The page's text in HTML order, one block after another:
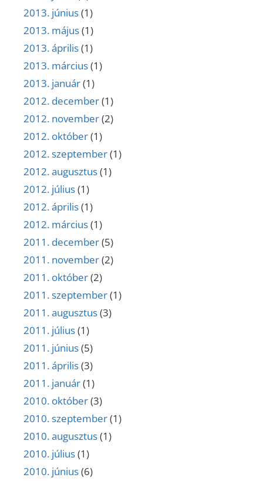
2013. június(1)
2013. május(1)
2013. április(1)
2013. március(1)
2013. január(1)
2012. december(1)
2012. november(2)
2012. október(1)
2012. szeptember(1)
2012. augusztus(1)
2012. július(1)
2012. április(1)
2012. március(1)
2011. december(5)
2011. november(2)
2011. október(2)
2011. szeptember(1)
2011. augusztus(3)
2011. július(1)
2011. június(5)
2011. április(3)
2011. január(1)
2010. október(3)
2010. szeptember(1)
2010. augusztus(1)
2010. július(1)
2010. június(6)